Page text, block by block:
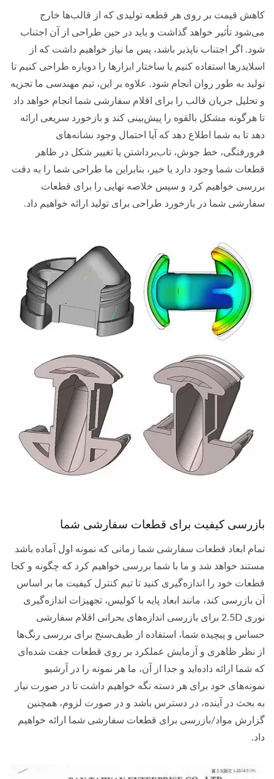
کاهش قیمت بر روی هر قطعه تولیدی که از قالب‌ها خارج
می‌شود تأثیر خواهد گذاشت و باید در حین طراحی از آن اجتناب
شود. اگر اجتناب ناپذیر باشد، پس ما نیاز خواهیم داشت که از
اسلایدرها استفاده کنیم یا ساختار ابزارها را دوباره طراحی کنیم تا
تولید به طور روان انجام شود. علاوه بر این، تیم مهندسی ما تجزیه
و تحلیل جریان قالب را برای اقلام سفارشی شما انجام خواهد داد
تا هرگونه مشکل بالقوه را پیش‌بینی کند و بازخورد سریعی ارائه
دهد تا به شما اطلاع دهد که آیا احتمال وجود نشانه‌های
فرورفتگی، خط جوش، تاب‌برداشتن یا تغییر شکل در ظاهر
قطعات شما وجود دارد یا خیر، بنابراین ما طراحی شما را به دقت
بررسی خواهیم کرد و سپس خلاصه نهایی را برای قطعات
سفارشی شما در بازخورد طراحی برای تولید ارائه خواهیم داد.
بازرسی کیفیت برای قطعات سفارشی شما
تمام ابعاد قطعات سفارشی شما زمانی که نمونه اول آماده باشد
مستند خواهد شد و ما با شما بررسی خواهیم کرد که چگونه و کجا
قطعات خود را اندازه‌گیری کنید تا تیم کنترل کیفیت ما بر اساس
آن بازرسی کند، مانند ابعاد پایه با کولیس، تجهیزات اندازه‌گیری
نوری 2.5D برای بازرسی اندازه‌های بحرانی اقلام سفارشی
حساس و پیچیده شما، استفاده از طیف‌سنج برای بررسی رنگ‌ها
از نظر ظاهری و آزمایش عملکرد بر روی قطعات جفت شده‌ای
که شما ارائه داده‌اید و جدا از آن، ما هر نمونه را در آرشیو
نمونه‌های خود برای هر دسته نگه خواهیم داشت تا در صورت نیاز
به بحث در آینده، در دسترس باشد و در صورت لزوم، همچنین
گزارش مواد/بازرسی برای قطعات سفارشی شما ارائه خواهیم
داد.